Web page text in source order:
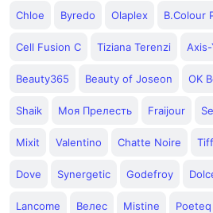
Chloe Byredo Olaplex B.Colour
Cell Fusion C Tiziana Terenzi Axis-
Beauty365 Beauty of Joseon OK
Shaik Моя Прелесть Fraijour
Mixit Valentino Chatte Noire
Dove Synergetic Godefroy
Lancome Велес Mistine Poeteq